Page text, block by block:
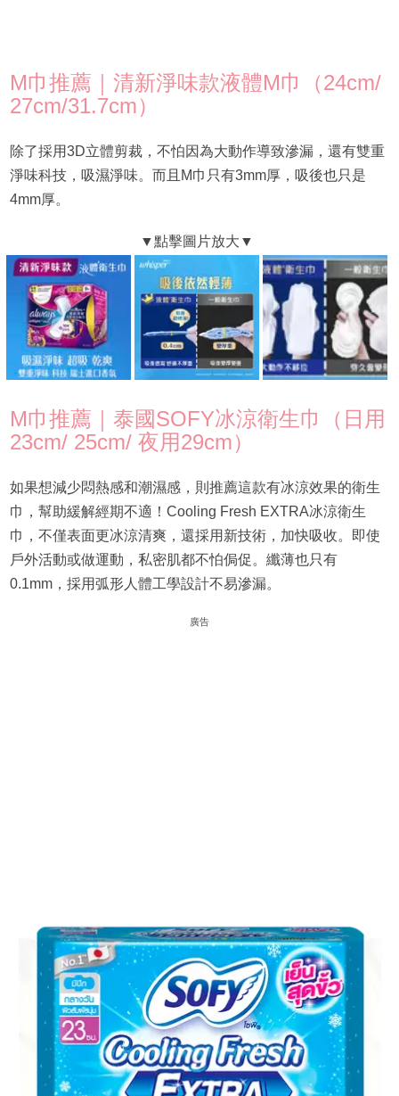
M巾推薦｜清新淨味款液體M巾（24cm/
27cm/31.7cm）
除了採用3D立體剪裁，不怕因為大動作導致滲漏，還有雙重
淨味科技，吸濕淨味。而且M巾只有3mm厚，吸後也只是
4mm厚。
M巾推薦｜泰國SOFY冰涼衛生巾（日用
23cm/ 25cm/ 夜用29cm）
如果想減少悶熱感和潮濕感，則推薦這款有冰涼效果的衛生
巾，幫助緩解經期不適！Cooling Fresh EXTRA冰涼衛生
巾，不僅表面更冰涼清爽，還採用新技術，加快吸收。即使
戶外活動或做運動，私密肌都不怕侷促。纖薄也只有
0.1mm，採用弧形人體工學設計不易滲漏。
廣告